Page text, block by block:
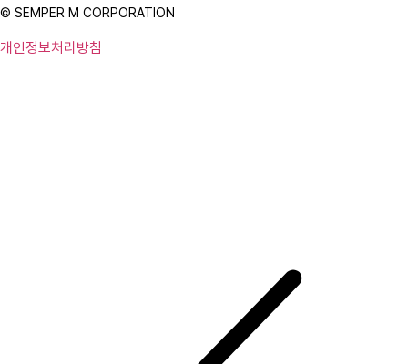
© SEMPER M CORPORATION
개인정보처리방침